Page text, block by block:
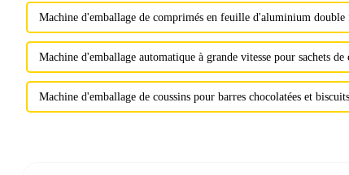
Machine d'emballage de comprimés en feuille d'aluminium
Machine d'emballage automatique à grande vitesse pour sachets
Machine d'emballage de coussins pour barres chocolatées et biscuits